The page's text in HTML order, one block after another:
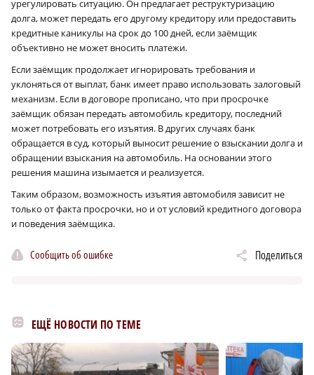
урегулировать ситуацию. Он предлагает реструктуризацию
долга, может передать его другому кредитору или предоставить
кредитные каникулы на срок до 100 дней, если заёмщик
объективно не может вносить платежи.
Если заёмщик продолжает игнорировать требования и
уклоняться от выплат, банк имеет право использовать залоговый
механизм. Если в договоре прописано, что при просрочке
заёмщик обязан передать автомобиль кредитору, последний
может потребовать его изъятия. В других случаях банк
обращается в суд, который выносит решение о взыскании долга и
обращении взыскания на автомобиль. На основании этого
решения машина изымается и реализуется.
Таким образом, возможность изъятия автомобиля зависит не
только от факта просрочки, но и от условий кредитного договора
и поведения заёмщика.
Сообщить об ошибке Поделиться
ЕЩЁ НОВОСТИ ПО ТЕМЕ